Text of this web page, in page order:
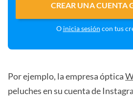
CREAR UNA CUENTA
O inicia sesión con tus
Por ejemplo, la empresa óptica
peluches en su cuenta de